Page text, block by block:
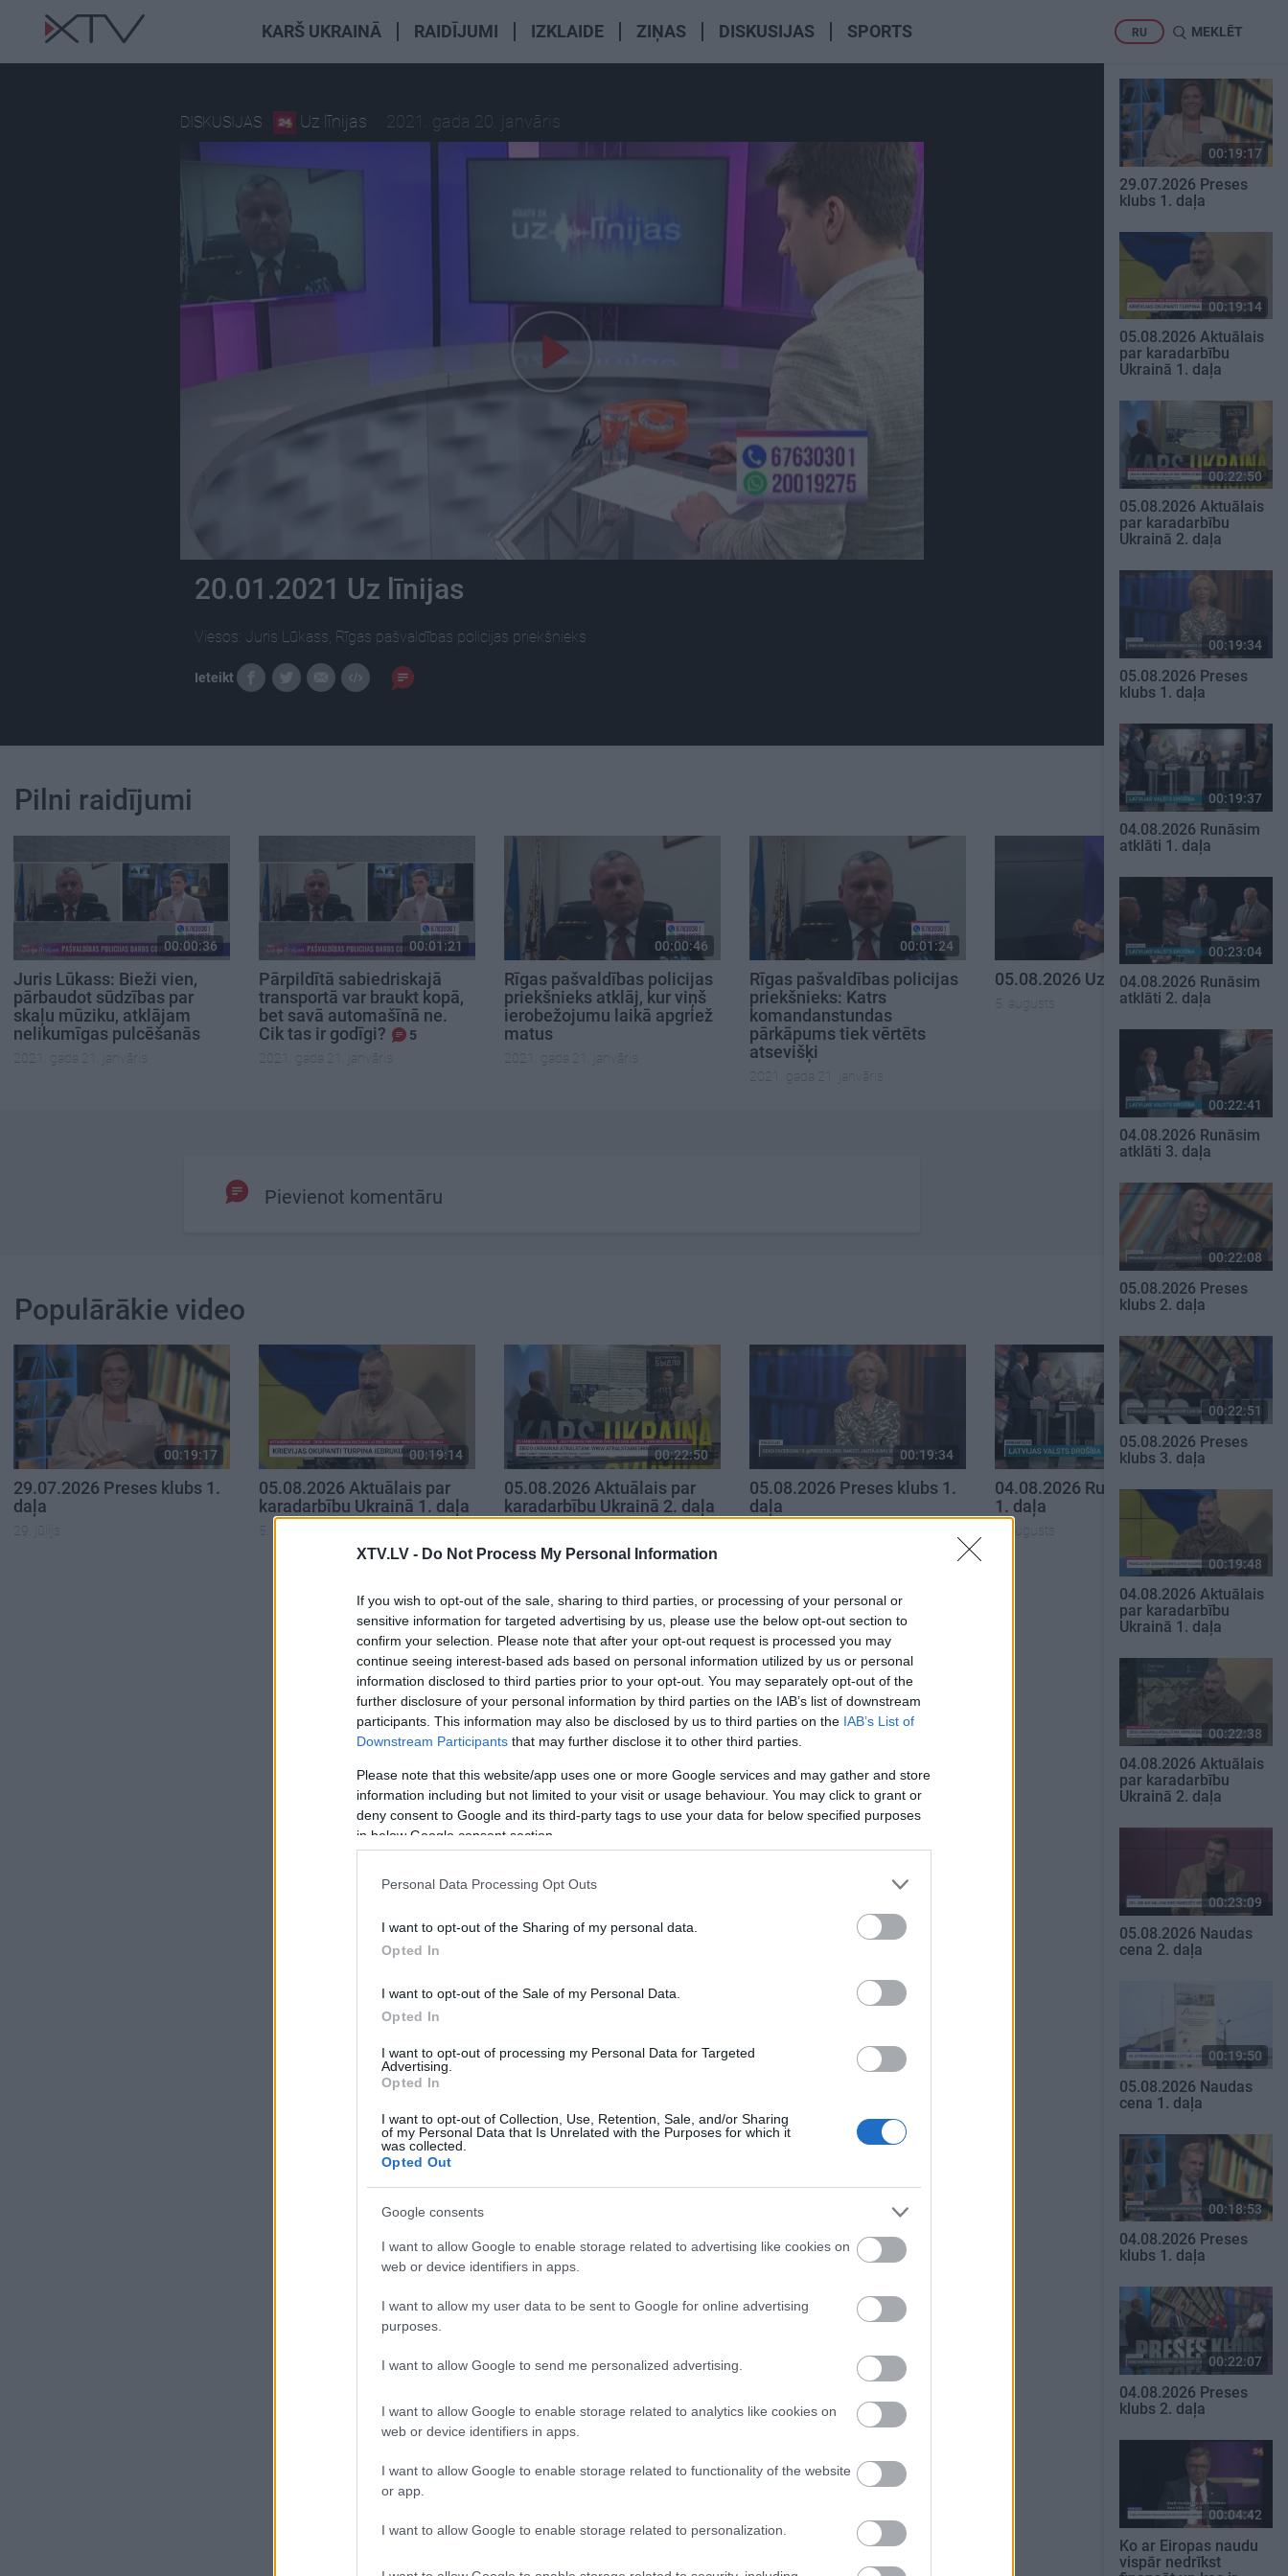
XTV.LV - Do Not Process My Personal Information
If you wish to opt-out of the sale, sharing to third parties, or processing of your personal or
sensitive information for targeted advertising by us, please use the below opt-out section to
confirm your selection. Please note that after your opt-out request is processed you may
continue seeing interest-based ads based on personal information utilized by us or personal
information disclosed to third parties prior to your opt-out. You may separately opt-out of the
further disclosure of your personal information by third parties on the IAB’s list of downstream
participants. This information may also be disclosed by us to third parties on the IAB’s List of
Downstream Participants that may further disclose it to other third parties.
Please note that this website/app uses one or more Google services and may gather and store
information including but not limited to your visit or usage behaviour. You may click to grant or
deny consent to Google and its third-party tags to use your data for below specified purposes
in below Google consent section.
Personal Data Processing Opt Outs
I want to opt-out of the Sharing of my personal data.
Opted In
I want to opt-out of the Sale of my Personal Data.
Opted In
I want to opt-out of processing my Personal Data for Targeted
Advertising.
Opted In
I want to opt-out of Collection, Use, Retention, Sale, and/or Sharing
of my Personal Data that Is Unrelated with the Purposes for which it
was collected.
Opted Out
Google consents
I want to allow Google to enable storage related to advertising like cookies on
web or device identifiers in apps.
I want to allow my user data to be sent to Google for online advertising
purposes.
I want to allow Google to send me personalized advertising.
I want to allow Google to enable storage related to analytics like cookies on
web or device identifiers in apps.
I want to allow Google to enable storage related to functionality of the website
or app.
I want to allow Google to enable storage related to personalization.
KARŠ UKRAINĀ RAIDĪJUMI IZKLAIDE ZIŅAS DISKUSIJAS SPORTS RU MEKLĒT
DISKUSIJAS Uz līnijas 2021. gada 20. janvāris
20.01.2021 Uz līnijas
Viesos: Juris Lūkass, Rīgas pašvaldības policijas priekšnieks
Ieteikt
Pilni raidījumi
00:00:36
Juris Lūkass: Bieži vien,
pārbaudot sūdzības par
skaļu mūziku, atklājam
nelikumīgas pulcēšanās
2021. gada 21. janvāris
00:01:21
Pārpildītā sabiedriskajā
transportā var braukt kopā,
bet savā automašīnā ne.
Cik tas ir godīgi?
5
2021. gada 21. janvāris
00:00:46
Rīgas pašvaldības policijas
priekšnieks atklāj, kur viņš
ierobežojumu laikā apgriež
matus
2021. gada 21. janvāris
00:01:24
Rīgas pašvaldības policijas
priekšnieks: Katrs
komandanstundas
pārkāpums tiek vērtēts
atsevišķi
2021. gada 21. janvāris
00:23:04
05.08.2026 Uz līnijas
5. augusts
Pievienot komentāru
Populārākie video
00:19:17
29.07.2026 Preses klubs 1.
daļa
29. jūlijs
00:19:14
05.08.2026 Aktuālais par
karadarbību Ukrainā 1. daļa
5. augusts
00:22:50
05.08.2026 Aktuālais par
karadarbību Ukrainā 2. daļa
00:19:34
05.08.2026 Preses klubs 1.
daļa
00:19:37
04.08.2026 Runāsim atklāti
1. daļa
4. augusts
SKATĪT VISUS
00:19:17
29.07.2026 Preses
klubs 1. daļa
00:19:14
05.08.2026 Aktuālais
par karadarbību
Ukrainā 1. daļa
00:22:50
05.08.2026 Aktuālais
par karadarbību
Ukrainā 2. daļa
00:19:34
05.08.2026 Preses
klubs 1. daļa
00:19:37
04.08.2026 Runāsim
atklāti 1. daļa
00:23:04
04.08.2026 Runāsim
atklāti 2. daļa
00:22:41
04.08.2026 Runāsim
atklāti 3. daļa
00:22:08
05.08.2026 Preses
klubs 2. daļa
00:22:51
05.08.2026 Preses
klubs 3. daļa
00:19:48
04.08.2026 Aktuālais
par karadarbību
Ukrainā 1. daļa
00:22:38
04.08.2026 Aktuālais
par karadarbību
Ukrainā 2. daļa
00:23:09
05.08.2026 Naudas
cena 2. daļa
00:19:50
05.08.2026 Naudas
cena 1. daļa
00:18:53
04.08.2026 Preses
klubs 1. daļa
00:22:07
04.08.2026 Preses
klubs 2. daļa
00:04:42
Ko ar Eiropas naudu
vispār nedrīkst